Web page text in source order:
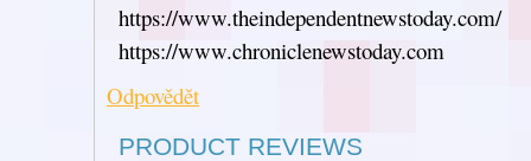
https://www.theindependentnewstoday.com/
https://www.chroniclenewstoday.com
Odpovědět
PRODUCT REVIEWS